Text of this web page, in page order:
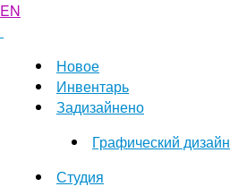
EN
Новое
Инвентарь
Задизайнено
Графический дизайн
Студия